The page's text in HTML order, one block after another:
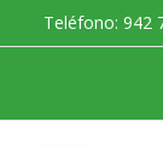
Teléfono: 942